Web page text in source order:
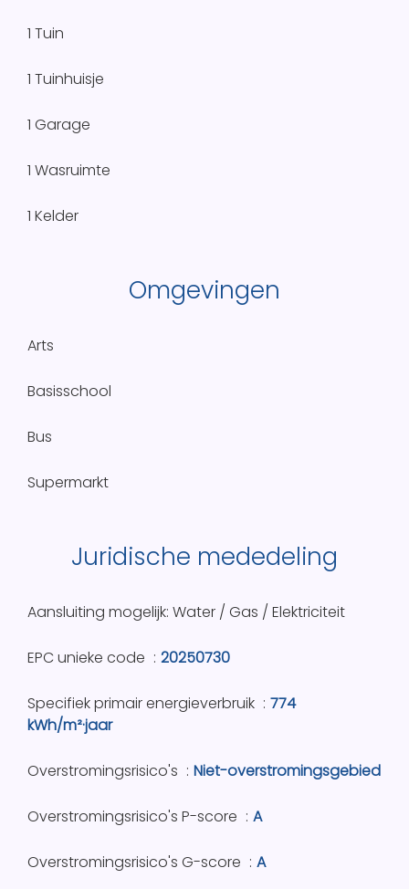
1 Tuin
1 Tuinhuisje
1 Garage
1 Wasruimte
1 Kelder
Omgevingen
Arts
Basisschool
Bus
Supermarkt
Juridische mededeling
Aansluiting mogelijk: Water / Gas / Elektriciteit
EPC unieke code 20250730
Specifiek primair energieverbruik
774
kWh/m²·jaar
Overstromingsrisico's Niet-overstromingsgebied
Overstromingsrisico's P-score A
Overstromingsrisico's G-score A